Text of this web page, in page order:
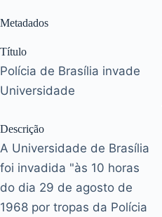
Metadados
Título
Polícia de Brasília invade
Universidade
Descrição
A Universidade de Brasília
foi invadida "às 10 horas
do dia 29 de agosto de
1968 por tropas da Polícia